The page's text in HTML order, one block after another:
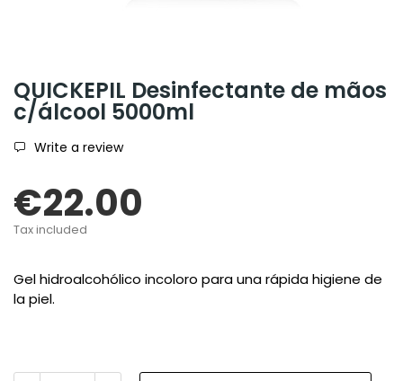
QUICKEPIL Desinfectante de mãos
c/álcool 5000ml
Write a review
€22.00
Tax included
Gel hidroalcohólico incoloro para una rápida higiene de
la piel.